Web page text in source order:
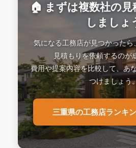
🏠 まずは複数社の
しましょ
気になる工務店が見つかった
見積もりを依頼するのが
費用や提案内容を比較して、あ
つけましょう
三重県の工務店ランキ